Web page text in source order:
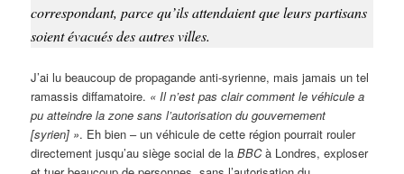
correspondant, parce qu’ils attendaient que leurs partisans
soient évacués des autres villes.
J’ai lu beaucoup de propagande anti-syrienne, mais jamais un tel
ramassis diffamatoire. « Il n’est pas clair comment le véhicule a
pu atteindre la zone sans l’autorisation du gouvernement
[syrien] ». Eh bien – un véhicule de cette région pourrait rouler
directement jusqu’au siège social de laBBCà Londres, exploser